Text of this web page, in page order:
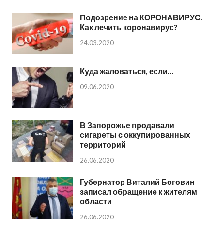
Подозрение на КОРОНАВИРУС.
Как лечить коронавирус?
24.03.2020
Куда жаловаться, если…
09.06.2020
В Запорожье продавали
сигареты с оккупированных
территорий
26.06.2020
Губернатор Виталий Боговин
записал обращение к жителям
области
26.06.2020